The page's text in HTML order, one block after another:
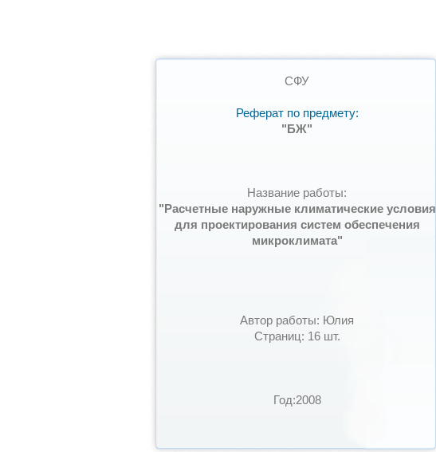
СФУ
Реферат по предмету:
"БЖ"
Название работы:
"Расчетные наружные климатические условия
для проектирования систем обеспечения
микроклимата"
Автор работы: Юлия
Страниц: 16 шт.
Год:2008